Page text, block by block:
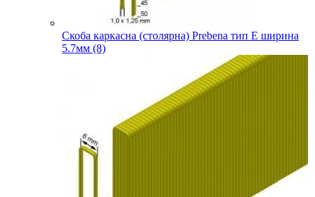
Скоба каркасна (столярна) Prebena тип E ширина
5.7мм (8)